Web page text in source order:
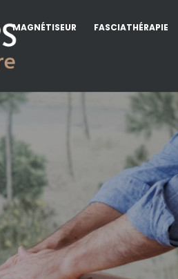
MAGNÉTISEUR FASCIATHÉRAPIE